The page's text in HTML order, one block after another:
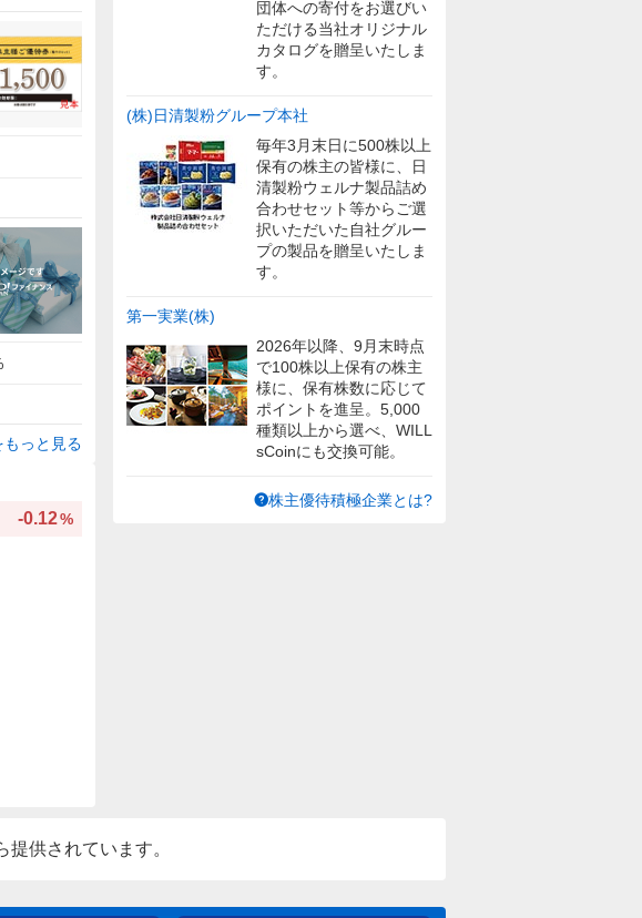
っと見る
-0.12%
団体への寄付をお選びい
ただける当社オリジナル
カタログを贈呈いたしま
す。
(株)日清製粉グループ本社
毎年3月末日に500株以上
保有の株主の皆様に、日
清製粉ウェルナ製品詰め
合わせセット等からご選
択いただいた自社グルー
プの製品を贈呈いたしま
す。
第一実業(株)
2026年以降、9月末時点
で100株以上保有の株主
様に、保有株数に応じて
ポイントを進呈。5,000
種類以上から選べ、WILL
sCoinにも交換可能。
株主優待積極企業とは?
供されています。